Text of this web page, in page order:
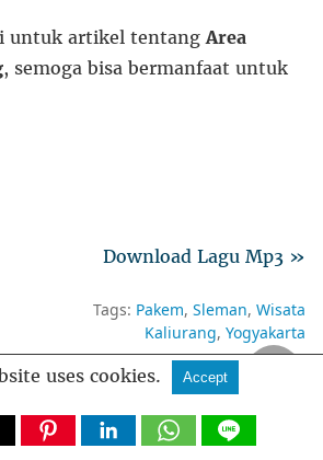
untuk artikel tentang Area
, semoga bisa bermanfaat untuk
Download Lagu Mp3 »
Tags: Pakem Sleman Wisata
Kaliurang Yogyakarta
uses cookies. Accept